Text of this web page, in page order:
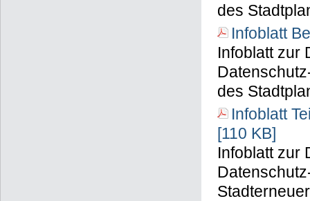
des
Infoblatt
Infoblatt zur
des
Infoblatt
[110 KB]
Infoblatt zur